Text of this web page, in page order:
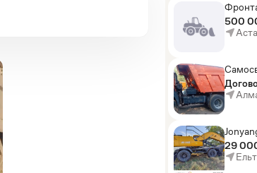
500
АГП-
29